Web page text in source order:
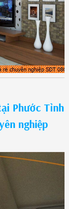
Phước Tỉnh
nghiệp